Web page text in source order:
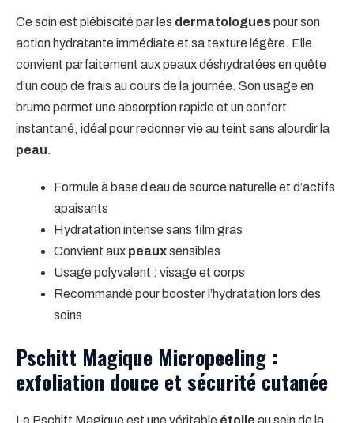
Ce soin est plébiscité par les dermatologuespour son
action hydratante immédiate et sa texture légère. Elle
convient parfaitement aux peaux déshydratées en quête
d’un coup de frais au cours de la journée. Son usage en
brume permet une absorption rapide et un confort
instantané, idéal pour redonner vie au teint sans alourdir la
peau.
Formule à base d’eau de source naturelle et d’actifs
apaisants
Hydratation intense sans film gras
Convient aux peauxsensibles
Usage polyvalent : visage et corps
Recommandé pour booster l’hydratation lors des
soins
Pschitt Magique Micropeeling :
exfoliation douce et sécurité cutanée
Le Pschitt Magique est une véritable étoile au sein de la